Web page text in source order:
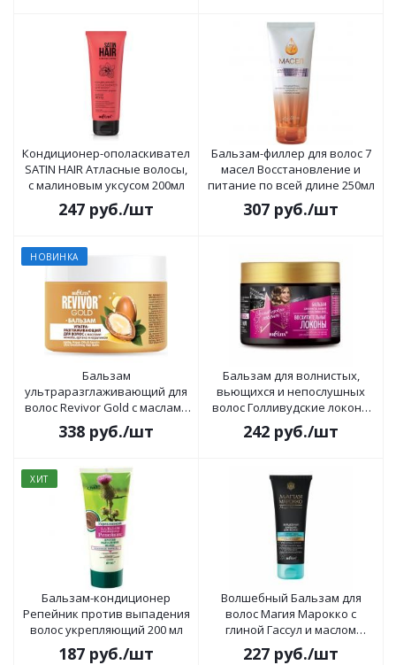
Кондиционер-ополаскивател
SATIN HAIR Атласные волосы,
c малиновым уксусом 200мл
247 руб./шт
Бальзам-филлер для волос 7
масел Восстановление и
питание по всей длине 250мл
307 руб./шт
НОВИНКА
Бальзам
ультраразглаживающий для
волос Revivor Gold с маслами
жожоба, аргана и кератином
300мл
338 руб./шт
Бальзам для волнистых,
вьющихся и непослушных
волос Голливудские локоны
300мл
242 руб./шт
ХИТ
Бальзам-кондиционер
Репейник против выпадения
волос укрепляющий 200 мл
187 руб./шт
Волшебный Бальзам для
волос Магия Марокко с
глиной Гассул и маслом
черного тмина 200мл
227 руб./шт